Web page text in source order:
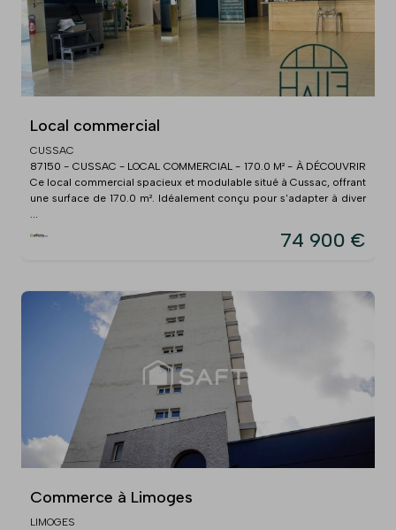
Local commercial
CUSSAC
87150 - CUSSAC - LOCAL COMMERCIAL - 170.0 M² - À DÉCOUVRIR
Ce local commercial spacieux et modulable situé à Cussac, offrant
une surface de 170.0 m². Idéalement conçu pour s'adapter à diver
...
74 900 €
Commerce à Limoges
LIMOGES